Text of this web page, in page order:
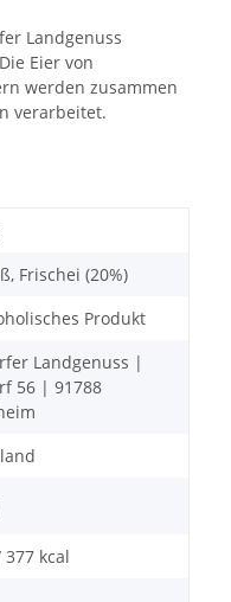
Landgenuss
Eier von
werden zusammen
verarbeitet.
Frischei (20%)
Produkt
Landgenuss |
56 | 91788
377 kcal